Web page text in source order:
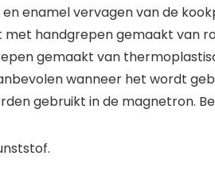
enamel vervagen van de
handgrepen gemaakt van
gemaakt van
wanneer het wordt
gebruikt in de magnetron.